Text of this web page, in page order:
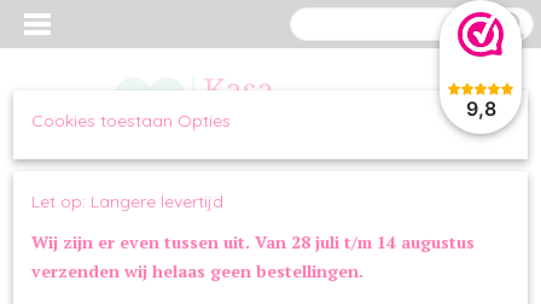
9,8
Inloggen
Home>SLAPEN> DEKENS & KUSSENS>4-in-1 Play & Sleep Long
Cookies toestaan Opties
Let op: Langere levertijd
Wij zijn er even tussen uit. Van 28 juli t/m 14 augustus
verzenden wij helaas geen bestellingen.